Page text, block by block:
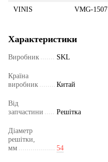
VINIS
VMG-1507
Характеристики
Виробник SKL
Країна
виробник
Китай
Від
запчастини
Решітка
Діаметр
решітки,
мм
54